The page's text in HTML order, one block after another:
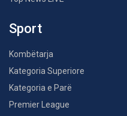
Sport
Kombëtarja
Kategoria Superiore
Kategoria e Parë
Premier League